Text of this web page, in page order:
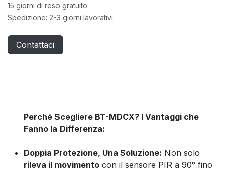
15 giorni di reso gratuito
Spedizione: 2-3 giorni lavorativi
Contattaci
Perché Scegliere BT-MDCX? I Vantaggi che
Fanno la Differenza:
Doppia Protezione, Una Soluzione: Non solo
rileva il movimento con il sensore PIR a 90° fino